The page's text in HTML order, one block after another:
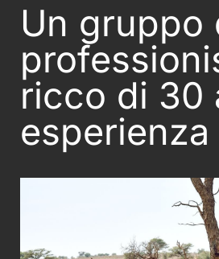
Un gruppo
ricco di 30
esperienza